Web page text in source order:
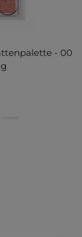
- 00